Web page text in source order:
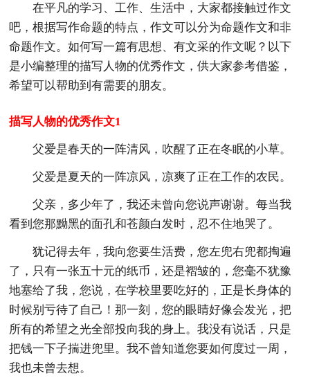
在平凡的学习、工作、生活中，大家都接触过作文
吧，根据写作命题的特点，作文可以分为命题作文和非
命题作文。如何写一篇有思想、有文采的作文呢？以下
是小编整理的描写人物的优秀作文，供大家参考借鉴，
希望可以帮助到有需要的朋友。
描写人物的优秀作文1
父爱是春天的一阵清风，吹醒了正在冬眠的小草。
父爱是夏天的一阵凉风，凉爽了正在工作的农民。
父亲，多少年了，我还未曾向您说声谢谢。每当我
看到您那黝黑的面孔和苍颜白发时，忍不住地哭了。
犹记得去年，我向您要生活费，您左兜右兜都掏遍
了，只有一张五十元的纸币，还是褶皱的，您毫不犹豫
地塞给了我，您说，在学校里要吃好的，正是长身体的
时候别亏待了自己！那一刻，您的眼睛好像会发光，把
所有的希望之光全部投向我的身上。我没有说话，只是
把钱一下子揣进兜里。我不曾知道您要如何度过一周，
我也未曾去想。